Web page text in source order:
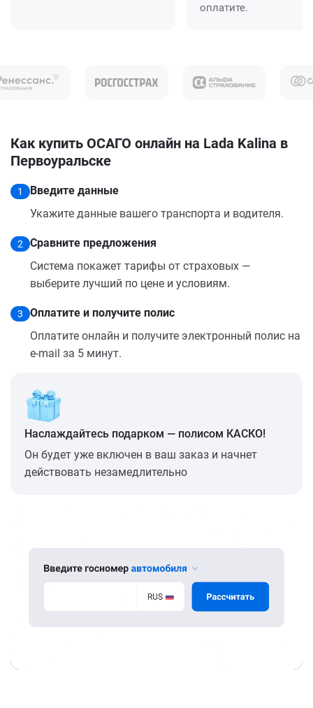
оплатите.
Как купить ОСАГО онлайн на Lada Kalina в
Первоуральске
1
Введите данные
Укажите данные вашего транспорта и водителя.
2
Сравните предложения
Система покажет тарифы от страховых —
выберите лучший по цене и условиям.
3
Оплатите и получите полис
Оплатите онлайн и получите электронный полис на
e-mail за 5 минут.
Наслаждайтесь подарком — полисом КАСКО!
Он будет уже включен в ваш заказ и начнет
действовать незамедлительно